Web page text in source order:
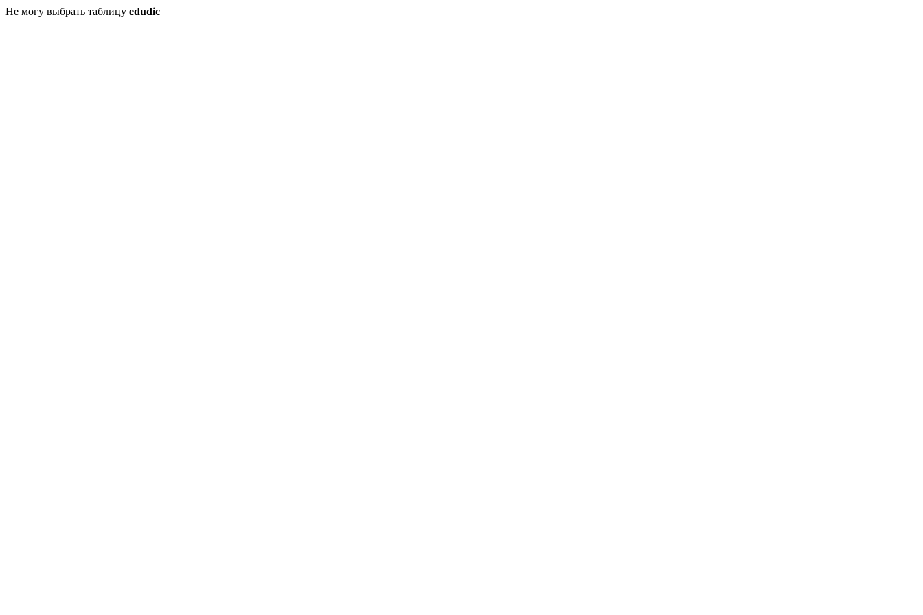
Не могу выбрать таблицу edudic